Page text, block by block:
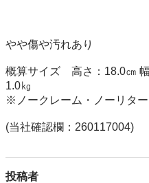
やや傷や汚れあり
概算サイズ　高さ：18.0㎝
1.0㎏
※ノークレーム・ノーリタ
(当社確認欄：260117004)
投稿者